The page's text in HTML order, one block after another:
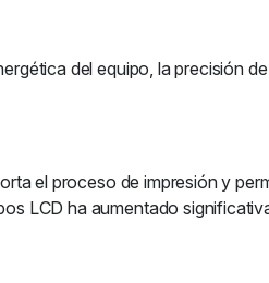
del equipo, la precisión
el proceso de impresión y
LCD ha aumentado